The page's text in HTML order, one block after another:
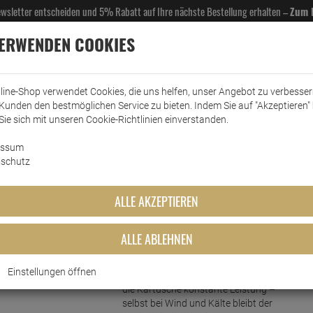
entscheiden und 5% Rabatt auf Ihre nächste Bestellung erhalten –Zum
& GASTROBEDARF DROGERIE KÜCHE & HAUSHALT KFZ
C500
Kurzbeschreibung
die Kartusche konstante Leistung –
selbst bei Wind und Kälte bleibt der
COOKIES
Shop verwendet Cookies, die uns helfen, unser Angebot zu
den bestmöglichen Service zu bieten. Indem Sie auf "Akzeptieren"
sich mit unseren Cookie-Richtlinien einverstanden.
ALLE AKZEPTIEREN
ALLE ABLEHNEN
Einstellungen öffnen